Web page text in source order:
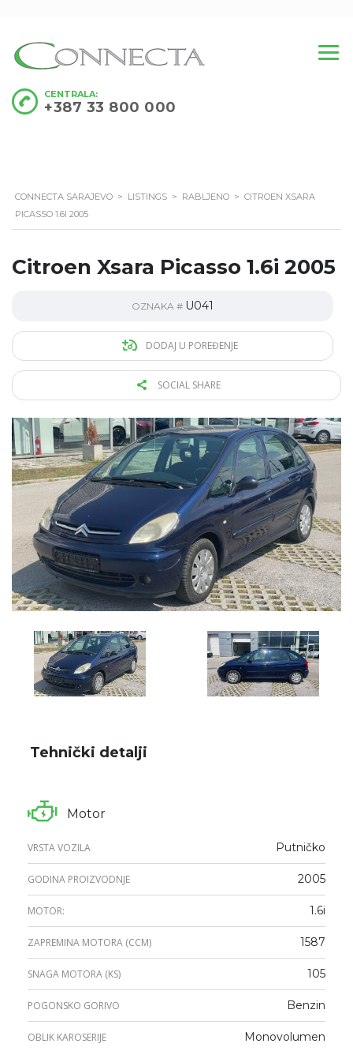
CENTRALA:
+387 33 800 000
CONNECTA SARAJEVO > LISTINGS > RABLJENO > CITROEN XSARA
PICASSO 1.6I 2005
Citroen Xsara Picasso 1.6i 2005
OZNAKA # U041
DODAJ U POREĐENJE
SOCIAL SHARE
Tehnički detalji
Motor
VRSTA VOZILA Putničko
GODINA PROIZVODNJE 2005
MOTOR: 1.6i
ZAPREMINA MOTORA (CCM) 1587
SNAGA MOTORA (KS) 105
POGONSKO GORIVO Benzin
OBLIK KAROSERIJE Monovolumen